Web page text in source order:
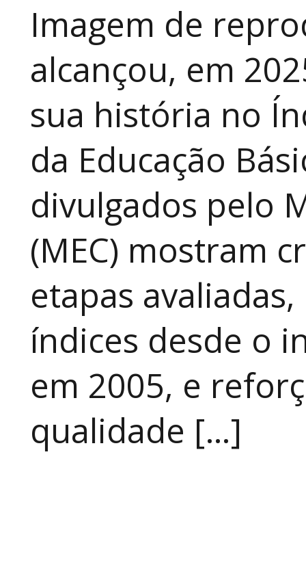
Imagem de
alcançou, em
sua história no
da Educação
divulgados pelo
(MEC) mostram
etapas
índices desde o
em 2005, e
qualidade […]